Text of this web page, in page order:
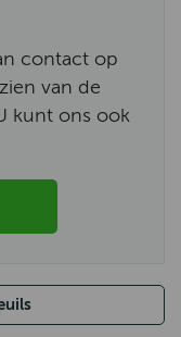
contact op
van de
kunt ons ook